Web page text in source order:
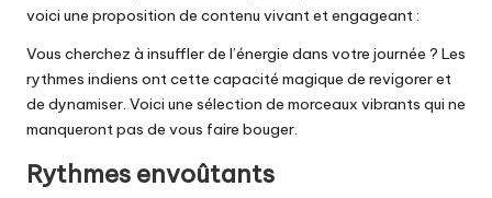
voici une proposition de contenu vivant et engageant :
Vous cherchez à insuffler de l’énergie dans votre journée ? Les
rythmes indiens ont cette capacité magique de revigorer et
de dynamiser. Voici une sélection de morceaux vibrants qui ne
manqueront pas de vous faire bouger.
Rythmes envoûtants